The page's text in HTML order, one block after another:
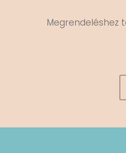
Megrendeléshez